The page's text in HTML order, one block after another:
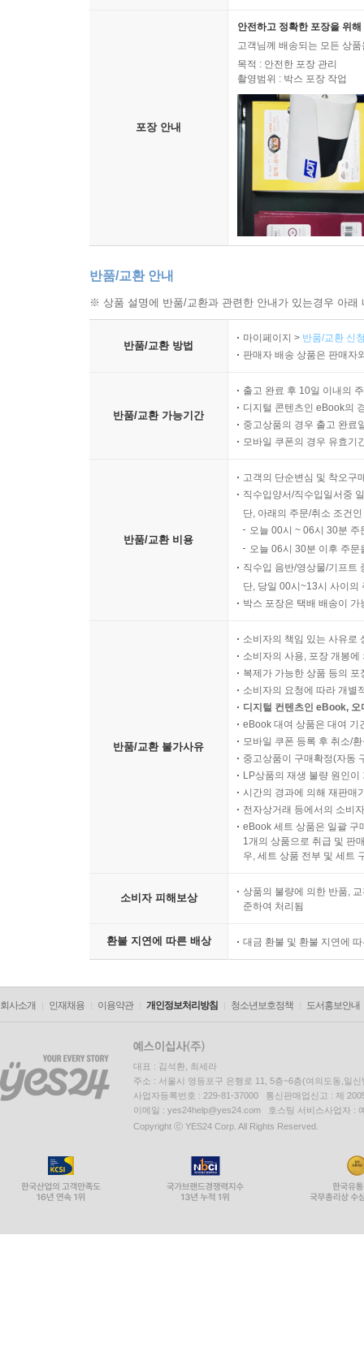
포장 안내
안전하고 정확한 포장을 위
고객님께 배송되는 모든 상
목적 : 안전한 포장 관리
촬영범위 : 박스 포장 작업
반품/교환 안내
※ 상품 설명에 반품/교환과 관련한 안내가 있는경우 아
반품/교환 방법
마이페이지 > 반품/교환 신
판매자 배송 상품은 판매자
반품/교환 가능기간
출고 완료 후 10일 이내의
디지털 콘텐츠인 eBook의
중고상품의 경우 출고 완료
모바일 쿠폰의 경우 유효기
반품/교환 비용
고객의 단순변심 및 착오구
직수입양서/직수입일서중
단, 아래의 주문/취소 조건
오늘 00시 ~ 06시 30분
오늘 06시 30분 이후 주
직수입 음반/영상물/기프트
단, 당일 00시~13시 사이의
박스 포장은 택배 배송이
반품/교환 불가사유
소비자의 책임 있는 사유로
소비자의 사용, 포장 개봉
복제가 가능한 상품 등의
소비자의 요청에 따라 개별
디지털 컨텐츠인 eBook,
eBook 대여 상품은 대여 기
모바일 쿠폰 등록 후 취소/
중고상품이 구매확정(자동
LP상품의 재생 불량 원인
시간의 경과에 의해 재판매
전자상거래 등에서의 소비
eBook 세트 상품은 일괄 구
1개의 상품으로 취급 및 판
우, 세트 상품 전부 및 세트
소비자 피해보상
상품의 불량에 의한 반품,
준하여 처리됨
환불 지연에 따른 배상 대금 환불 및 환불 지연에
회사소개 인재채용 이용약관 개인정보처리방침 청소년보호정책 도서홍보안내
대표 : 김석환, 최세라
주소 : 서울시 영등포구 은행로 11, 5층~6층(여의도동,일신
사업자등록번호 : 229-81-37000 통신판매업신고 : 제
이메일 : yes24help@yes24.com 호스팅 서비스사업자 :
Copyright ⓒ YES24 Corp. All Rights Reserved.